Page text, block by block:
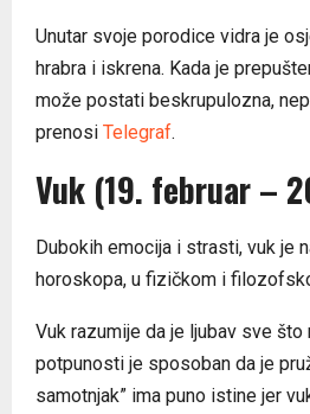
Unutar svoje porodice vidra je
hrabra i iskrena. Kada je
može postati beskrupulozna,
prenosi Telegraf.
Vuk (19. februar –
Dubokih emocija i strasti, vuk je
horoskopa, u fizičkom i
Vuk razumije da je ljubav sve što
potpunosti je sposoban da je
samotnjak” ima puno istine jer